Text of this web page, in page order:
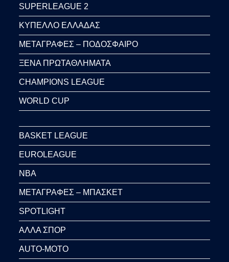
SUPERLEAGUE 2
ΚΥΠΕΛΛΟ ΕΛΛΑΔΑΣ
ΜΕΤΑΓΡΑΦΕΣ – ΠΟΔΟΣΦΑΙΡΟ
ΞΕΝΑ ΠΡΩΤΑΘΛΗΜΑΤΑ
CHAMPIONS LEAGUE
WORLD CUP
BASKET LEAGUE
EUROLEAGUE
NBA
ΜΕΤΑΓΡΑΦΕΣ – ΜΠΑΣΚΕΤ
SPOTLIGHT
ΑΛΛΑ ΣΠΟΡ
AUTO-MOTO